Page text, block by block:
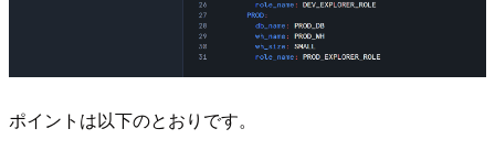
ポイントは以下のとおりです。